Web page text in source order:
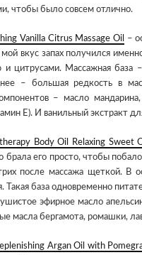
чтобы было совсем отлично.
Vanilla Citrus Massage Oil
–
вкус запах получился
и цитрусами. Массажная база
– большая редкость в
– масло
Е). И ванильный экстракт
Body Oil Relaxing Sweet
брала его просто, чтобы
после массажа щеткой. В
Такая база одновременно
эфирное масло
масла бергамота, ромашки,
Argan Oil with